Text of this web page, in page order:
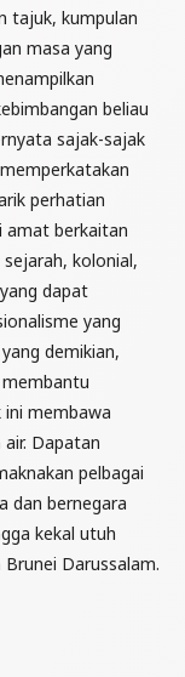
tajuk, kumpulan
masa yang
beliau
sajak-sajak
perhatian
amat berkaitan
kolonial,
dapat
yang
demikian,
membawa
Dapatan
pelbagai
dan bernegara
kekal utuh
Darussalam.